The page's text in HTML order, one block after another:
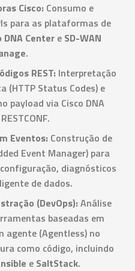
Cisco: Consumo e
para as plataformas de
DNA Centere SD-WAN
.
REST: Interpretação
(HTTP Status Codes) e
payload via Cisco DNA
Eventos: Construção de
Event Manager) para
diagnósticos
de dados.
(DevOps): Análise
baseadas em
agente (Agentless) no
como código, incluindo
e SaltStack.